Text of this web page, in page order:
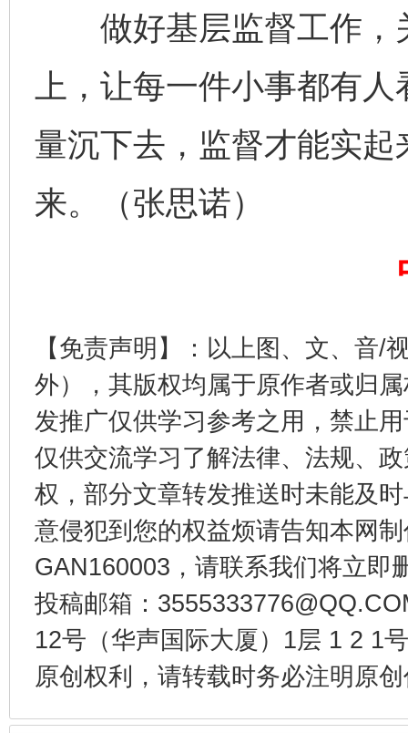
做好基层监督工作，
上，让每一件小事都有
量沉下去，监督才能实
来。（张思诺）
【免责声明】：以上图、文、音/
外），其版权均属于原作者或归
发推广仅供学习参考之用，禁止
仅供交流学习了解法律、法规、
权，部分文章转发推送时未能及
意侵犯到您的权益烦请告知本网
GAN160003，请联系我们将立即
投稿邮箱：
12号（华声国际大厦）1层 1 2 1
原创权利，请转载时务必注明原
东山县通报“牛蛙产品抗生素超标问题”
千年窑火 生生不息 一
揭开“小金库”的免责幌子